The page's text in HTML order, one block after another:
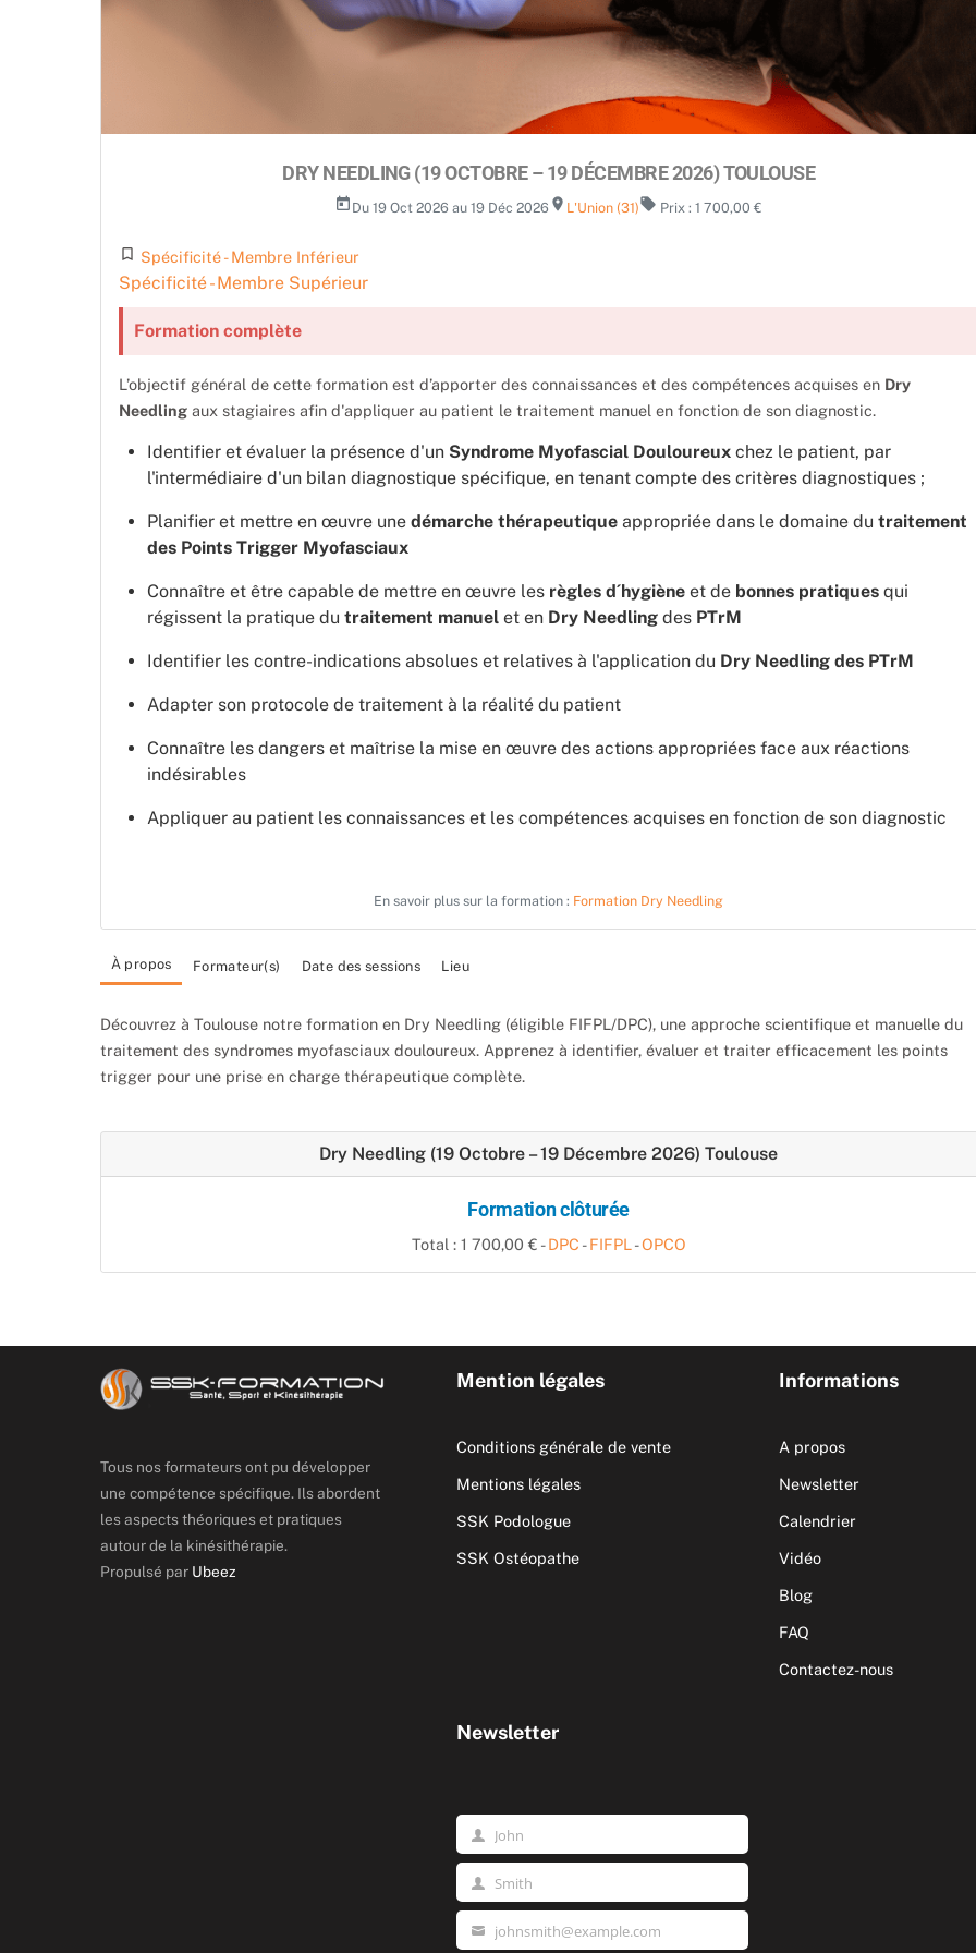
DRY NEEDLING (19 OCTOBRE – 19 DÉCEMBRE 2026) TOULOUSE
today Du 19 Oct 2026 au 19 Déc 2026 room L'Union (31)local_offer Prix : 1 700,00 €
turned_in_not Spécificité - Membre Inférieur
Spécificité - Membre Supérieur
Formation complète
L’objectif général de cette formation est d’apporter des connaissances et des compétences acquises en Dry
Needling aux stagiaires afin d'appliquer au patient le traitement manuel en fonction de son diagnostic.
Identifier et évaluer la présence d'unSyndrome Myofascial Douloureuxchez le patient, par
l'intermédiaire d'un bilan diagnostique spécifique, en tenant compte des critères diagnostiques ;
Planifier et mettre en œuvre unedémarche thérapeutiqueappropriée dans le domaine du traitement
des Points Trigger Myofasciaux
Connaître et être capable de mettre en œuvre lesrègles d´hygièneet debonnes pratiquesqui
régissent la pratique du traitement manuelet en Dry Needlingdes PTrM
Identifier les contre-indications absolues et relatives à l'application du Dry Needling des PTrM
Adapter son protocole de traitement à la réalité du patient
Connaître les dangers et maîtrise la mise en œuvre des actions appropriées face aux réactions
indésirables
Appliquer au patient les connaissances et les compétences acquises en fonction de son diagnostic
En savoir plus sur la formation : Formation Dry Needling
À propos Formateur(s) Date des sessions Lieu
Découvrez à Toulouse notre formation en Dry Needling (éligible FIFPL/DPC), une approche scientifique et manuelle du
traitement des syndromes myofasciaux douloureux. Apprenez à identifier, évaluer et traiter efficacement les points
trigger pour une prise en charge thérapeutique complète.
Dry Needling (19 Octobre – 19 Décembre 2026) Toulouse
Formation clôturée
Total : 1 700,00 € -DPC -FIFPL-OPCO
Tous nos formateurs ont pu développer
une compétence spécifique. Ils abordent
les aspects théoriques et pratiques
autour de la kinésithérapie.
Propulsé par Ubeez
Mention légales
Conditions générale de vente
Mentions légales
SSK Podologue
SSK Ostéopathe
Informations
A propos
Newsletter
Calendrier
Vidéo
Blog
FAQ
Contactez-nous
Newsletter
PrénomJohn
Nom Smith
Votrejohnsmith@example.com